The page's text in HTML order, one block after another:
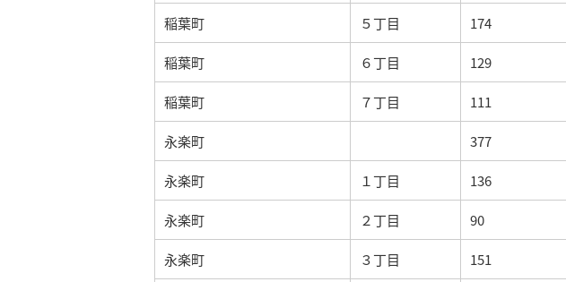
稲葉町 ５丁目 174
稲葉町 ６丁目 129
稲葉町 ７丁目 111
永楽町 377
永楽町 １丁目 136
永楽町 ２丁目 90
永楽町 ３丁目 151